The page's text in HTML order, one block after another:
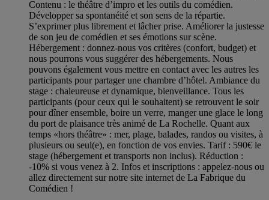
Contenu : le théâtre d’impro et les outils du comédien.
Développer sa spontanéité et son sens de la répartie.
S’exprimer plus librement et lâcher prise. Améliorer la justesse
de son jeu de comédien et ses émotions sur scène.
Hébergement : donnez-nous vos critères (confort, budget) et
nous pourrons vous suggérer des hébergements. Nous
pouvons également vous mettre en contact avec les autres les
participants pour partager une chambre d’hôtel. Ambiance du
stage : chaleureuse et dynamique, bienveillance. Tous les
participants (pour ceux qui le souhaitent) se retrouvent le soir
pour dîner ensemble, boire un verre, manger une glace le long
du port de plaisance très animé de La Rochelle. Quant aux
temps «hors théâtre» : mer, plage, balades, randos ou visites, à
plusieurs ou seul(e), en fonction de vos envies. Tarif : 590€ le
stage (hébergement et transports non inclus). Réduction :
-10% si vous venez à 2. Infos et inscriptions : appelez-nous ou
allez directement sur notre site internet de La Fabrique du
Comédien !